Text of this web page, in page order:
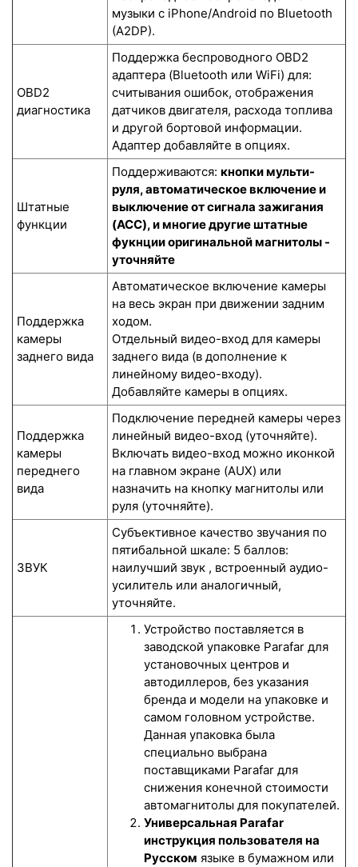
музыки с iPhone/Android по Bluetooth
(A2DP).
OBD2
диагностика
Поддержка беспроводного OBD2
адаптера (Bluetooth или WiFi) для:
считывания ошибок, отображения
датчиков двигателя, расхода топлива
и другой бортовой информации.
Адаптер добавляйте в опциях.
Штатные
функции
Поддерживаются: кнопки мульти-
руля, автоматическое включение и
выключение от сигнала зажигания
(ACC), и многие другие штатные
фукнции оригинальной магнитолы -
уточняйте
Поддержка
камеры
заднего вида
Автоматическое включение камеры
на весь экран при движении задним
ходом.
Отдельный видео-вход для камеры
заднего вида (в дополнение к
линейному видео-входу).
Добавляйте камеры в опциях.
Поддержка
камеры
переднего
вида
Подключение передней камеры через
линейный видео-вход (уточняйте).
Включать видео-вход можно иконкой
на главном экране (AUX) или
назначить на кнопку магнитолы или
руля (уточняйте).
ЗВУК
Субъективное качество звучания по
пятибальной шкале: 5 баллов:
наилучший звук , встроенный аудио-
усилитель или аналогичный,
уточняйте.
Устройство поставляется в
заводской упаковке Parafar для
установочных центров и
автодиллеров, без указания
бренда и модели на упаковке и
самом головном устройстве.
Данная упаковка была
специально выбрана
поставщиками Parafar для
снижения конечной стоимости
автомагнитолы для покупателей.
Универсальная Parafar
инструкция пользователя на
Русском языке в бумажном или